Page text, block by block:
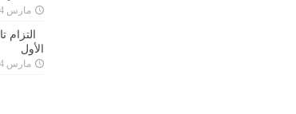
مارس 24, 2021
الأول
مارس 24, 2021